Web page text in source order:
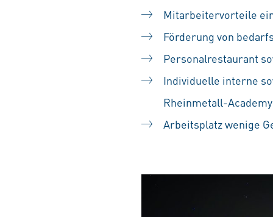
Mitarbeitervorteile
Förderung von
Personalrestaurant
Individuelle interne
Rheinmetall-Academy
Arbeitsplatz wenige